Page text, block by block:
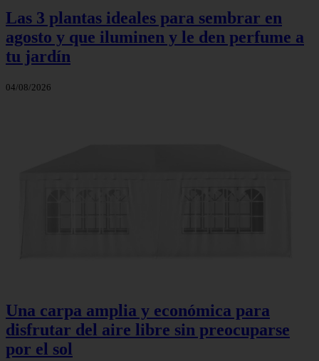
Las 3 plantas ideales para sembrar en
agosto y que iluminen y le den perfume a
tu jardín
04/08/2026
Una carpa amplia y económica para
disfrutar del aire libre sin preocuparse
por el sol